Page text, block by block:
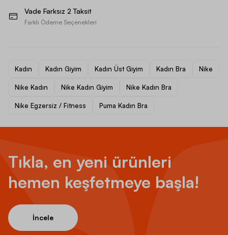
Vade Farksız 2 Taksit
Farklı Ödeme Seçenekleri
Kadın Kadın Giyim Kadın Üst Giyim Kadın Bra Nike
Nike Kadın Nike Kadın Giyim Nike Kadın Bra
Nike Egzersiz / Fitness Puma Kadın Bra
Tıkla, en yeni ürünleri
hemen keşfetmeye başla!
İncele